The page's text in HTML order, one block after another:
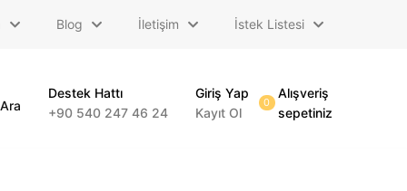
Blog İletişim İstek Listesi
Ara
Destek Hattı
+90 540 247 46 24
Giriş Yap
Kayıt Ol
0
Alışveriş
sepetiniz